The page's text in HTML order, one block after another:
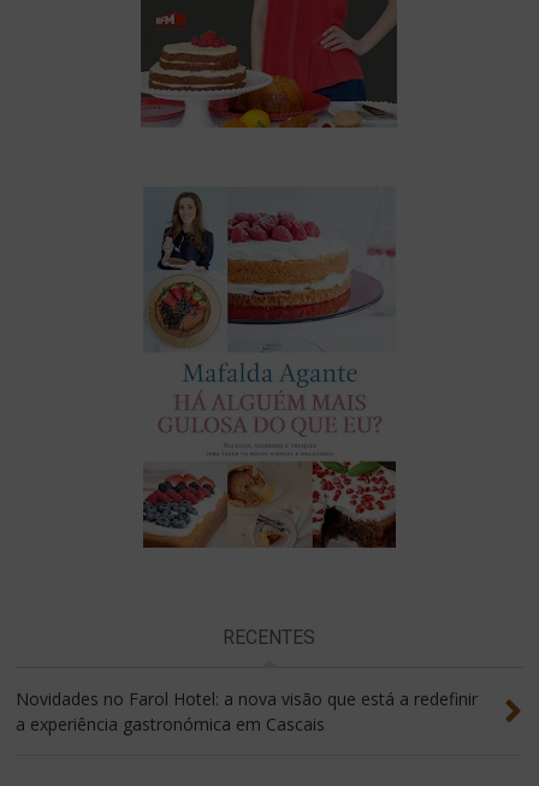
RECENTES
Novidades no Farol Hotel: a nova visão que está a redefinir
a experiência gastronómica em Cascais